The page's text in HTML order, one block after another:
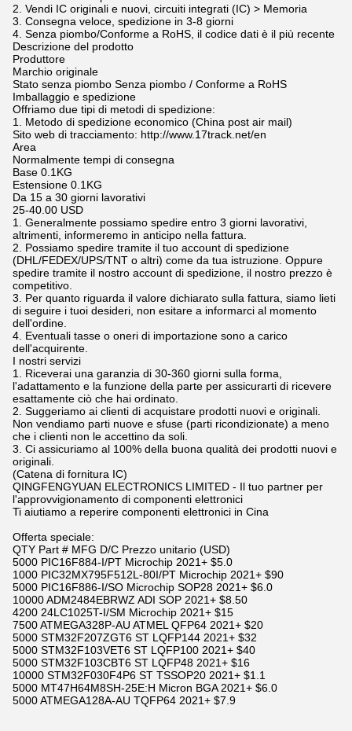
2. Vendi IC originali e nuovi, circuiti integrati (IC) > Memoria
3. Consegna veloce, spedizione in 3-8 giorni
4. Senza piombo/Conforme a RoHS, il codice dati è il più recente
Descrizione del prodotto
Produttore
Marchio originale
Stato senza piombo Senza piombo / Conforme a RoHS
Imballaggio e spedizione
Offriamo due tipi di metodi di spedizione:
1. Metodo di spedizione economico (China post air mail)
Sito web di tracciamento: http://www.17track.net/en
Area
Normalmente tempi di consegna
Base 0.1KG
Estensione 0.1KG
Da 15 a 30 giorni lavorativi
25-40.00 USD
1. Generalmente possiamo spedire entro 3 giorni lavorativi,
altrimenti, informeremo in anticipo nella fattura.
2. Possiamo spedire tramite il tuo account di spedizione
(DHL/FEDEX/UPS/TNT o altri) come da tua istruzione. Oppure
spedire tramite il nostro account di spedizione, il nostro prezzo è
competitivo.
3. Per quanto riguarda il valore dichiarato sulla fattura, siamo lieti
di seguire i tuoi desideri, non esitare a informarci al momento
dell'ordine.
4. Eventuali tasse o oneri di importazione sono a carico
dell'acquirente.
I nostri servizi
1. Riceverai una garanzia di 30-360 giorni sulla forma,
l'adattamento e la funzione della parte per assicurarti di ricevere
esattamente ciò che hai ordinato.
2. Suggeriamo ai clienti di acquistare prodotti nuovi e originali.
Non vendiamo parti nuove e sfuse (parti ricondizionate) a meno
che i clienti non le accettino da soli.
3. Ci assicuriamo al 100% della buona qualità dei prodotti nuovi e
originali.
(Catena di fornitura IC)
QINGFENGYUAN ELECTRONICS LIMITED - Il tuo partner per
l'approvvigionamento di componenti elettronici
Ti aiutiamo a reperire componenti elettronici in Cina
Offerta speciale:
QTY Part # MFG D/C Prezzo unitario (USD)
5000 PIC16F884-I/PT Microchip 2021+ $5.0
1000 PIC32MX795F512L-80I/PT Microchip 2021+ $90
5000 PIC16F886-I/SO Microchip SOP28 2021+ $6.0
10000 ADM2484EBRWZ ADI SOP 2021+ $8.50
4200 24LC1025T-I/SM Microchip 2021+ $15
7500 ATMEGA328P-AU ATMEL QFP64 2021+ $20
5000 STM32F207ZGT6 ST LQFP144 2021+ $32
5000 STM32F103VET6 ST LQFP100 2021+ $40
5000 STM32F103CBT6 ST LQFP48 2021+ $16
10000 STM32F030F4P6 ST TSSOP20 2021+ $1.1
5000 MT47H64M8SH-25E:H Micron BGA 2021+ $6.0
5000 ATMEGA128A-AU TQFP64 2021+ $7.9